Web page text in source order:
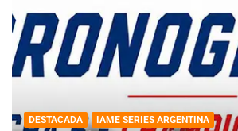
DESTACADA IAME SERIES ARGENTINA